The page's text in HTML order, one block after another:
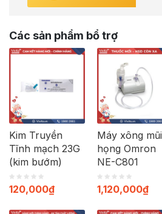
Các sản phẩm bổ trợ
Kim Truyền
Tĩnh mạch 23G
(kim bướm)
120,000₫
Máy xông mũi
họng Omron
NE-C801
1,120,000₫